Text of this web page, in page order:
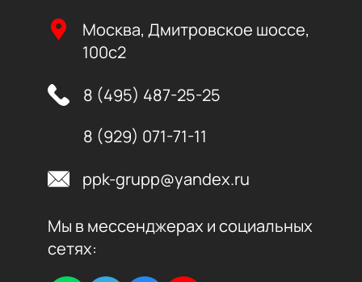
Москва, Дмитровское шоссе,
100с2
8 (495) 487-25-25
8 (929) 071-71-11
ppk-grupp@yandex.ru
Мы в мессенджерах и социальных
сетях: